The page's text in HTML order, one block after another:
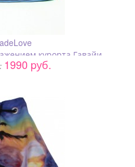
курорта Гавайи
1990 pуб.